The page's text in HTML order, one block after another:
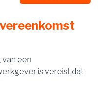
van een
is vereist dat